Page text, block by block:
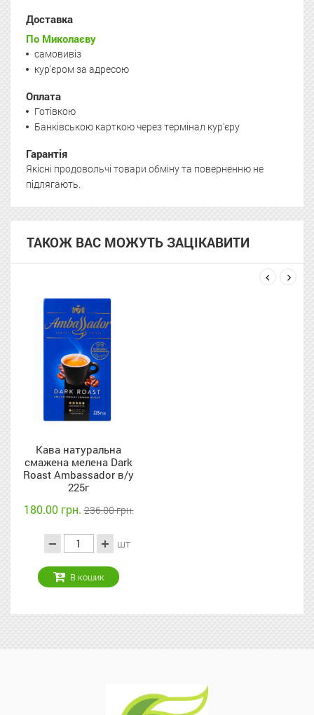
Доставка
По Миколаєву
самовивіз
кур'єром за адресою
Оплата
Готівкою
Банківською карткою через термінал кур'єру
Гарантія
Якісні продовольчі товари обміну та поверненню не
підлягають.
ТАКОЖ ВАС МОЖУТЬ ЗАЦІКАВИТИ
Кава натуральна
смажена мелена Dark
Roast Ambassador в/у
225г
180.00 грн.236.00 грн.
шт
В кошик
prev
next